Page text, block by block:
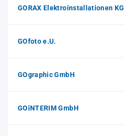
GORAX Elektroinstallationen KG
GOfoto e.U.
GOgraphic GmbH
GOiNTERIM GmbH